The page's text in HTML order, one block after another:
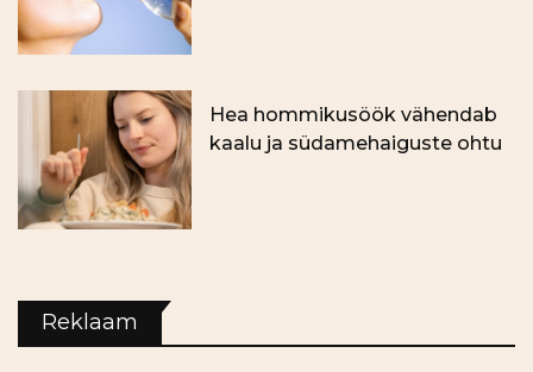
Hea hommikusöök vähendab
kaalu ja südamehaiguste ohtu
Reklaam